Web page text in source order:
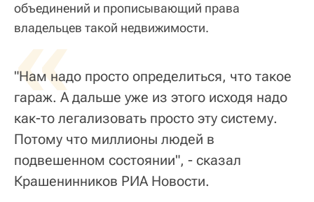
объединений и прописывающий права
владельцев такой недвижимости.
«
"Нам надо просто определиться, что такое
гараж. А дальше уже из этого исходя надо
как-то легализовать просто эту систему.
Потому что миллионы людей в
подвешенном состоянии", - сказал
Крашенинников РИА Новости.